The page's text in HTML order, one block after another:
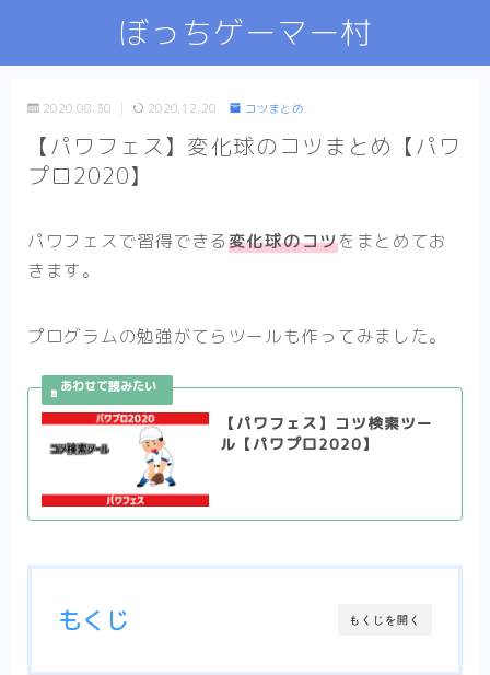
ぼっちゲーマー村
2020.08.30 2020.12.20 コツまとめ
【パワフェス】変化球のコツまとめ【パワ
プロ2020】
パワフェスで習得できる変化球のコツをまとめてお
きます。
プログラムの勉強がてらツールも作ってみました。
【パワフェス】コツ検索ツー
ル【パワプロ2020】
もくじを開く
もくじ